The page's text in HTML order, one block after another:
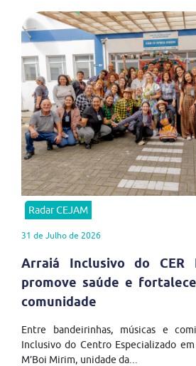
Radar CEJAM
31 de Julho de 2026
Arraiá Inclusivo do CER
promove saúde e
comunidade
Entre bandeirinhas, músicas e
Inclusivo do Centro Especializado
M’Boi Mirim, unidade da...